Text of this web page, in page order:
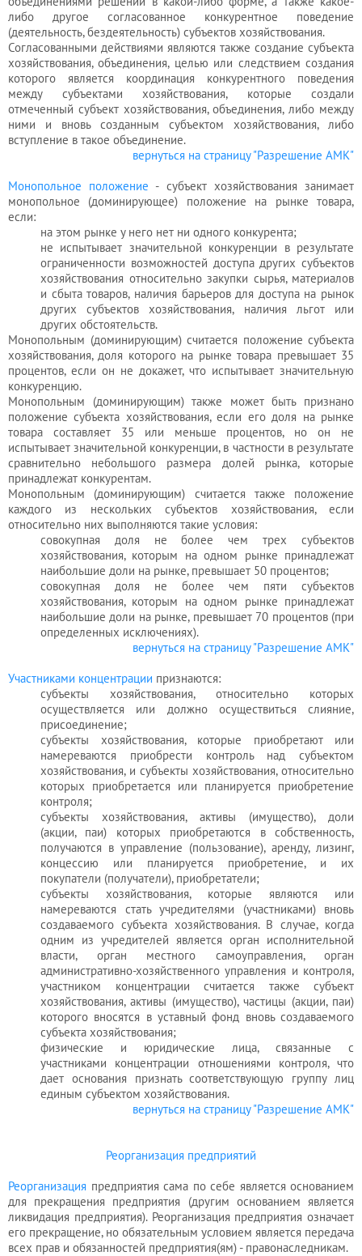
либо другое согласованное конкурентное поведение
(деятельность, бездеятельность) субъектов хозяйствования.
Согласованными действиями являются также создание субъекта
хозяйствования, объединения, целью или следствием создания
которого является координация конкурентного поведения
между субъектами хозяйствования, которые создали
отмеченный субъект хозяйствования, объединения, либо между
ними и вновь созданным субъектом хозяйствования, либо
вступление в такое объединение.
вернуться на страницу "Разрешение АМК"
Монопольное положение - субъект хозяйствования занимает
монопольное (доминирующее) положение на рынке товара,
если:
на этом рынке у него нет ни одного конкурента;
не испытывает значительной конкуренции в результате
ограниченности возможностей доступа других субъектов
хозяйствования относительно закупки сырья, материалов
и сбыта товаров, наличия барьеров для доступа на рынок
других субъектовхозяйствования, наличия льгот или
других обстоятельств.
Монопольным (доминирующим) считается положение субъекта
хозяйствования, доля которого на рынке товара превышает 35
процентов, если он не докажет, что испытывает значительную
конкуренцию.
Монопольным (доминирующим) также может быть признано
положение субъекта хозяйствования, если его доля на рынке
товара составляет 35 или меньше процентов, но он не
испытывает значительной конкуренции, в частности в результате
сравнительно небольшого размера долей рынка, которые
принадлежат конкурентам.
Монопольным (доминирующим) считается также положение
каждого из нескольких субъектов хозяйствования, если
относительно них выполняются такие условия:
совокупная доля не более чем трех субъектов
хозяйствования, которым на одном рынке принадлежат
наибольшие доли на рынке, превышает 50 процентов;
совокупная доля не более чем пяти субъектов
хозяйствования, которым на одном рынке принадлежат
наибольшие доли на рынке, превышает 70 процентов (при
определенных исключениях).
вернуться на страницу "Разрешение АМК"
Участниками концентрации признаются:
субъекты хозяйствования, относительно которых
осуществляется или должно осуществиться слияние,
присоединение;
субъекты хозяйствования, которые приобретают или
намереваются приобрести контроль над субъектом
хозяйствования, и субъекты хозяйствования, относительно
которых приобретается или планируется приобретение
контроля;
субъекты хозяйствования, активы (имущество), доли
(акции, паи) которых приобретаются в собственность,
получаются в управление (пользование), аренду, лизинг,
концессию или планируется приобретение, и их
покупатели (получатели), приобретатели;
субъекты хозяйствования, которые являются или
намереваются стать учредителями (участниками) вновь
создаваемого субъекта хозяйствования. В случае, когда
одним из учредителей является орган исполнительной
власти, орган местного самоуправления, орган
административно-хозяйственного управления и контроля,
участником концентрации считается также субъект
хозяйствования, активы (имущество), частицы (акции, паи)
которого вносятся в уставный фонд вновь создаваемого
субъекта хозяйствования;
физические и юридические лица, связанные с
участниками концентрации отношениями контроля, что
дает основания признать соответствующую группу лиц
единым субъектом хозяйствования.
вернуться на страницу "Разрешение АМК"
Реорганизация предприятий
Реорганизация предприятия сама по себе является основанием
для прекращения предприятия (другим основанием является
ликвидация предприятия). Реорганизация предприятия означает
его прекращение, но обязательным условием является передача
всех прав и обязанностей предприятия(ям) - правонаследникам.